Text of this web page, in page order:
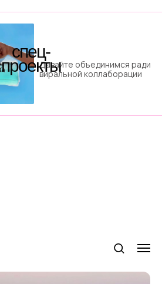
Давайте объединимся ради
виральной коллаборации
спец-
проекты